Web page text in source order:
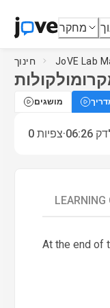
מחקר
חינוך JoVE Lab
מושגים
0 צפיות·06:26 דק'
LEARNING
At the end of